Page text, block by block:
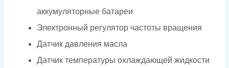
аккумуляторные батареи
Электронный регулятор частоты вращения
Датчик давления масла
Датчик температуры охлаждающей жидкости